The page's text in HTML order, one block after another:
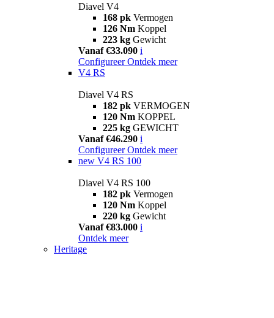
Diavel V4
168 pk Vermogen
126 Nm Koppel
223 kg Gewicht
Vanaf €33.090 i
Configureer Ontdek meer
V4 RS
Diavel V4 RS
182 pk VERMOGEN
120 Nm KOPPEL
225 kg GEWICHT
Vanaf €46.290 i
Configureer Ontdek meer
new V4 RS 100
Diavel V4 RS 100
182 pk Vermogen
120 Nm Koppel
220 kg Gewicht
Vanaf €83.000 i
Ontdek meer
Heritage